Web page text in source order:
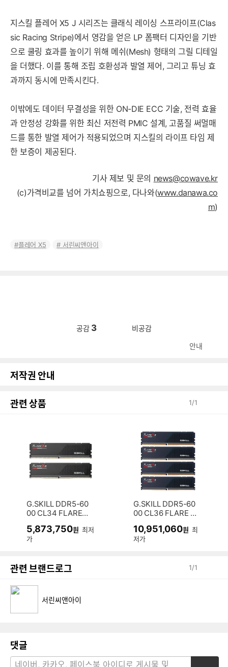
지스킬 플레어 X5 J 시리즈는 클래식 레이싱 스프라이프(Clas
sic Racing Stripe)에서 영감을 얻은 LP 폼팩터 디자인을 기반
으로 쿨링 효과를 높이기 위해 메쉬(Mesh) 형태의 그릴 디테일
을 더했다. 이를 통해 조립 호환성과 발열 제어, 그리고 튜닝 효
과까지 동시에 만족시킨다.
이밖에도 데이터 무결성을 위한 ON-DIE ECC 기술, 전력 효율
과 안정성 강화를 위한 최신 저전력 PMIC 설계, 고품질 써멀매
드를 통한 발열 제어가 적용되었으며 지스킬의 라이프 타임 제
한 보증이 제공된다.
기사 제보 및 문의 news@cowave.kr
(c)가격비교를 넘어 가치쇼핑으로, 다나와(www.danawa.co
m)
플레어 X5 서린씨앤아이
공감 3 비공감
안내
저작권 안내
관련 상품 1/1
G.SKILL DDR5-60
00 CL34 FLARE X
(64Gx2))
5,873,750원 최저
가
G.SKILL DDR5-60
00 CL36 FLARE X
(64Gx4))
10,951,060원 최
저가
관련 브랜드로그 1/1
서린씨앤아이
댓글